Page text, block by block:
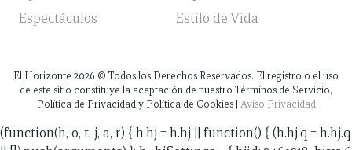
Espectáculos
Estilo de Vida
El Horizonte 2026 © Todos los Derechos Reservados. El registro o el uso
de este sitio constituye la aceptación de nuestro Términos de Servicio,
Política de Privacidad y Política de Cookies | Aviso Privacidad
(function(h, o, t, j, a, r) { h.hj = h.hj || function() { (h.hj.q = h.hj.q